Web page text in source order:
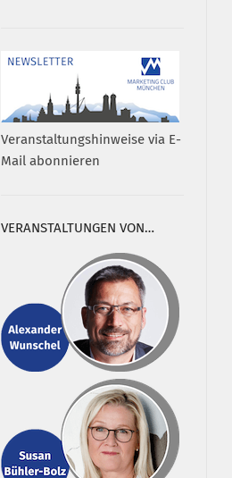
Veranstaltungshinweise via E-
Mail abonnieren
VERANSTALTUNGEN VON…